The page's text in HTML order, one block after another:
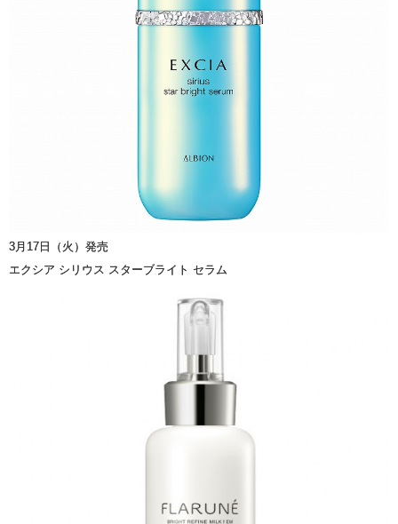
3月17日（火）発売
エクシア シリウス スターブライト セラム